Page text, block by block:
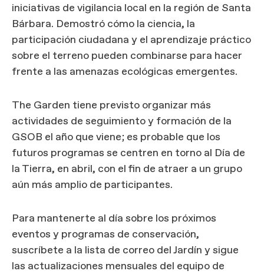
iniciativas de vigilancia local en la región de Santa
Bárbara. Demostró cómo la ciencia, la
participación ciudadana y el aprendizaje práctico
sobre el terreno pueden combinarse para hacer
frente a las amenazas ecológicas emergentes.
The Garden tiene previsto organizar más
actividades de seguimiento y formación de la
GSOB el año que viene; es probable que los
futuros programas se centren en torno al Día de
la Tierra, en abril, con el fin de atraer a un grupo
aún más amplio de participantes.
Para mantenerte al día sobre los próximos
eventos y programas de conservación,
suscríbete a la lista de correo del Jardín y sigue
las actualizaciones mensuales del equipo de